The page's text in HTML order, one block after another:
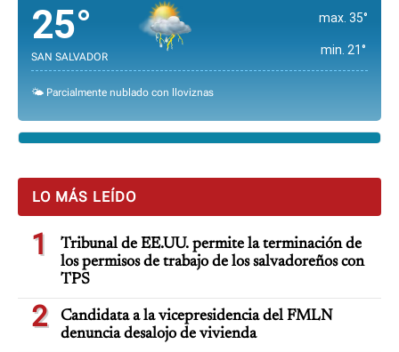
25°
SAN SALVADOR
max. 35°
min. 21°
🌤️ Parcialmente nublado con lloviznas
LO MÁS LEÍDO
1
Tribunal de EE.UU. permite la terminación de
los permisos de trabajo de los salvadoreños con
TPS
2
Candidata a la vicepresidencia del FMLN
denuncia desalojo de vivienda